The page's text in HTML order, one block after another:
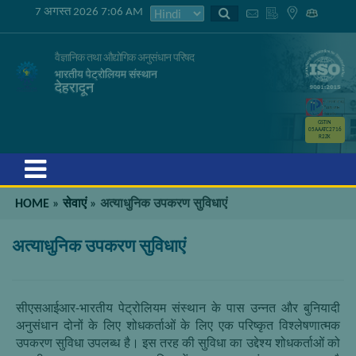
7 अगस्त 2026 7:06 AM
वैज्ञानिक तथा औद्योगिक अनुसंधान परिषद
भारतीय पेट्रोलियम संस्थान
देहरादून
GSTIN
05AAATC2716
R2ZK
HOME »सेवाएं»अत्याधुनिक उपकरण सुविधाएं
अत्याधुनिक उपकरण सुविधाएं
सीएसआईआर-भारतीय पेट्रोलियम संस्थान के पास उन्नत और बुनियादी
अनुसंधान दोनों के लिए शोधकर्ताओं के लिए एक परिष्कृत विश्लेषणात्मक
उपकरण सुविधा उपलब्ध है। इस तरह की सुविधा का उद्देश्य शोधकर्ताओं को